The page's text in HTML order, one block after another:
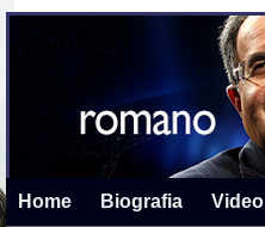
Home Biografia Video